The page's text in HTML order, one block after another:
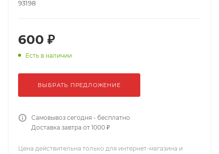
93198
600 ₽
Есть в наличии
ВЫБРАТЬ ПРЕДЛОЖЕНИЕ
Самовывоз сегодня - бесплатно
Доставка завтра от 1000 ₽
Цена действительна только для интернет-магазина и